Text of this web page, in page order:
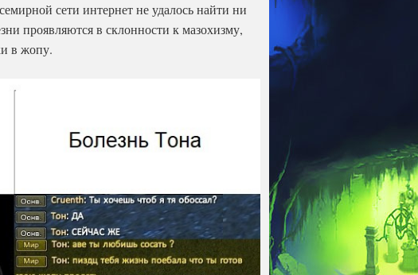
сети интернет не удалось найти ни
проявляются в склонности к мазохизму,
в жопу.